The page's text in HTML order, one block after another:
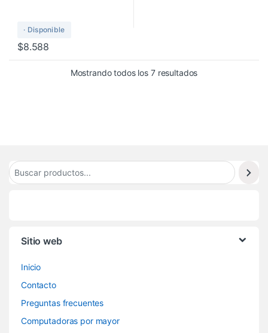
· Disponible
$8.588
Mostrando todos los 7 resultados
Sitio web
Inicio
Contacto
Preguntas frecuentes
Computadoras por mayor